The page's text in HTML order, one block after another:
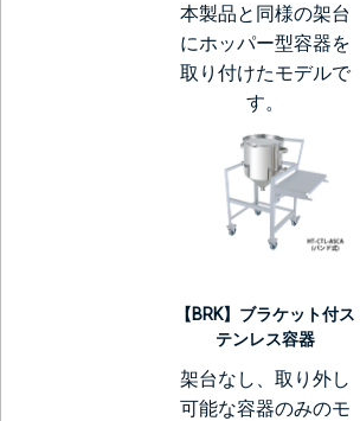
本製品と同様の架台
にホッパー型容器を
取り付けたモデルで
す。
【BRK】ブラケット付ス
テンレス容器
架台なし、取り外し
可能な容器のみのモ